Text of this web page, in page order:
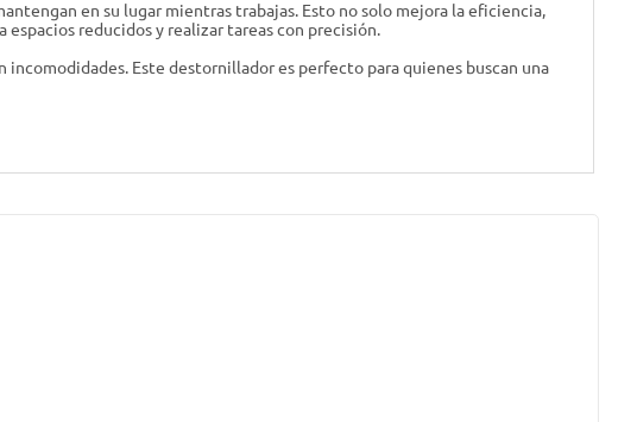
en su lugar mientras trabajas. Esto no solo mejora la eficiencia,
reducidos y realizar tareas con precisión.
Este destornillador es perfecto para quienes buscan una